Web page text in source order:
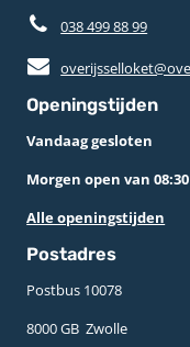
038 499 88 99
Openingstijden
Vandaag gesloten
Morgen open van
Alle openingstijden
Postadres
Postbus 10078 ­
8000 GB ­ Zwolle